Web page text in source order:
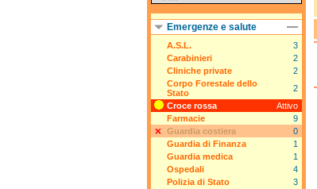
Emergenze e salute
A.S.L.
3
Carabinieri
2
Cliniche private
2
Corpo Forestale dello
Stato
2
Croce rossa
Attivo
Farmacie
9
Guardia costiera
0
Guardia di Finanza
1
Guardia medica
1
Ospedali
4
Polizia di Stato
3